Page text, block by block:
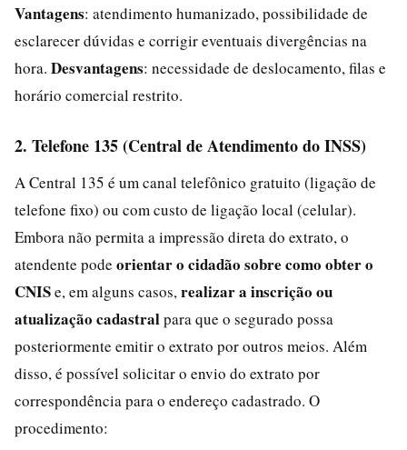
Vantagens: atendimento humanizado, possibilidade de
esclarecer dúvidas e corrigir eventuais divergências na
hora. Desvantagens: necessidade de deslocamento, filas e
horário comercial restrito.
2. Telefone 135 (Central de Atendimento do INSS)
A Central 135 é um canal telefônico gratuito (ligação de
telefone fixo) ou com custo de ligação local (celular).
Embora não permita a impressão direta do extrato, o
atendente pode orientar o cidadão sobre como obter o
CNISe, em alguns casos, realizar a inscrição ou
atualização cadastralpara que o segurado possa
posteriormente emitir o extrato por outros meios. Além
disso, é possível solicitar o envio do extrato por
correspondência para o endereço cadastrado. O
procedimento: